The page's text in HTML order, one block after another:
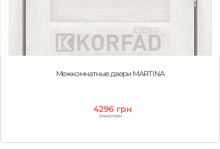
Межкомнатные двери MARTINA
4296 грн
5445 грн